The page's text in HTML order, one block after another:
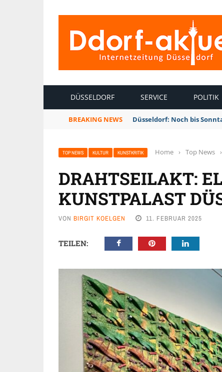
DÜSSELDORF SERVICE POLITIK
BREAKING NEWS Düsseldorf: Noch bis
TOP NEWS KULTUR KUNSTKRITIK Home › Top News ›
DRAHTSEILAKT:
KUNSTPALAST
VON BIRGIT KOELGEN 11. FEBRUAR 2025
TEILEN: